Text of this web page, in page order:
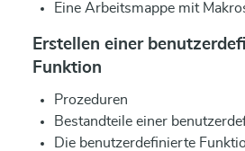
Eine Arbeitsmappe mit
Erstellen einer
Funktion
Prozeduren
Bestandteile einer
Die benutzerdefinierte